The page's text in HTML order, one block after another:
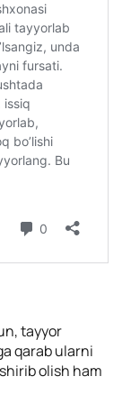
tayyor
qarab ularni
olish ham